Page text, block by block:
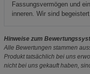
Fassungsvermögen und
inneren. Wir sind
Hinweise zum
Alle Bewertungen stammen
Produkt tatsächlich bei uns
nicht bei uns gekauft haben,